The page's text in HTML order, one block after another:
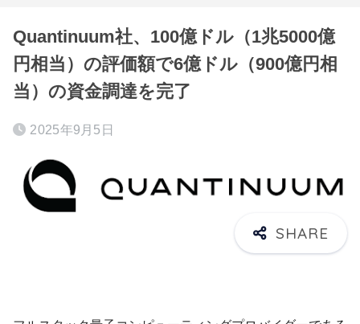
Quantinuum社、100億ドル（1兆5000億
円相当）の評価額で6億ドル（900億円相
当）の資金調達を完了
2025年9月5日